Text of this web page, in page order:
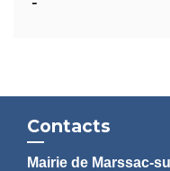
Contacts
Mairie de Marssac-